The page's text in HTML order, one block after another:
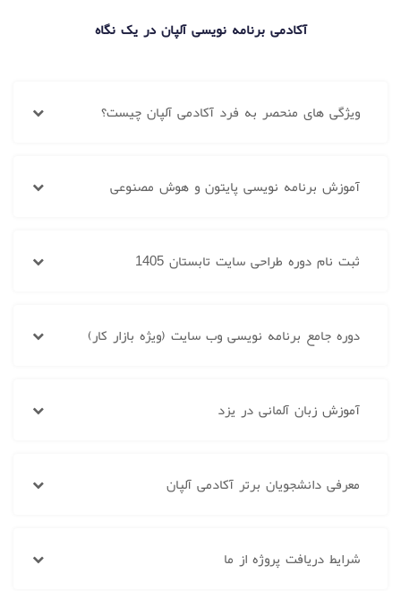
آکادمی برنامه نویسی آلپان در یک نگاه
ویژگی های منحصر به فرد آکادمی آلپان چیست؟
آموزش برنامه نویسی پایتون و هوش مصنوعی
ثبت نام دوره طراحی سایت تابستان 1405
دوره جامع برنامه نویسی وب سایت (ویژه بازار کار)
آموزش زبان آلمانی در یزد
معرفی دانشجویان برتر آکادمی آلپان
شرایط دریافت پروژه از ما